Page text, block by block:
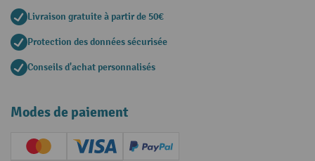
Livraison gratuite à partir de 50€
Protection des données sécurisée
Conseils d'achat personnalisés
Modes de paiement
Creditcard (Master)Creditcard (Visa)
PayPal